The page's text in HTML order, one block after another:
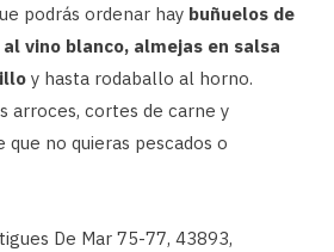
podrás ordenar hay buñuelos de
vino blanco, almejas en salsa
y hasta rodaballo al horno.
arroces, cortes de carne y
que no quieras pescados o
De Mar 75-77, 43893,